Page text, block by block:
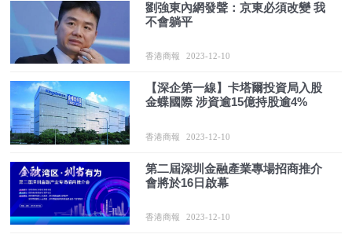
劉強東內網發聲：京東必須改變 我
不會躺平
香港商報 2023-12-10
【深企第一線】卡塔爾投資局入股
金蝶國際 涉資逾15億持股逾4%
香港商報 2023-12-10
第二屆深圳金融產業專場招商推介
會將於16日啟幕
香港商報 2023-12-10